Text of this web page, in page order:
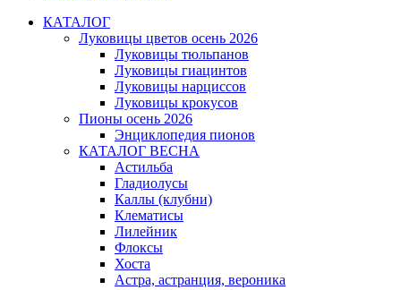
КАТАЛОГ
Луковицы цветов осень 2026
Луковицы тюльпанов
Луковицы гиацинтов
Луковицы нарциссов
Луковицы крокусов
Пионы осень 2026
Энциклопедия пионов
КАТАЛОГ ВЕСНА
Астильба
Гладиолусы
Каллы (клубни)
Клематисы
Лилейник
Флоксы
Хоста
Астра, астранция, вероника